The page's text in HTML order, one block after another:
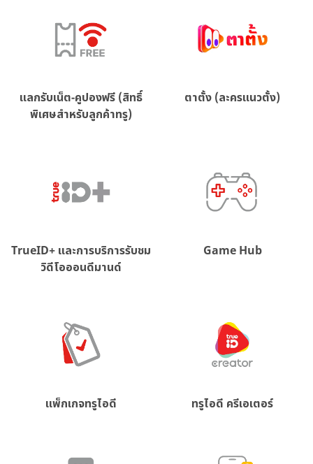
แลกรับเน็ต-คูปองฟรี (สิทธิ์
พิเศษสำหรับลูกค้าทรู)
ตาตั้ง (ละครแนวตั้ง)
TrueID+ และการบริการรับชม
วิดีโอออนดีมานด์
Game Hub
แพ็กเกจทรูไอดี ทรูไอดี ครีเอเตอร์